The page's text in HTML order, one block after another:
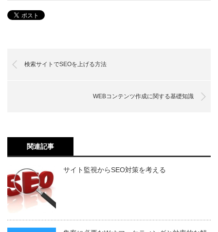
検索サイトでSEOを上げる方法
WEBコンテンツ作成に関する基礎知識
関連記事
サイト監視からSEO対策を考える